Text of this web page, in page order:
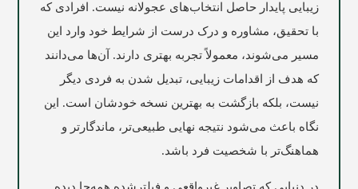
زیبایی پایدار حاصل انتخاب‌های عجولانه نیست. افرادی که
با تحقیق، مشاوره و درک درست از شرایط خود وارد این
مسیر می‌شوند، معمولاً تجربه بهتری دارند. آن‌ها می‌دانند
که هدف از اقدامات زیبایی، تبدیل شدن به فردی دیگر
نیست، بلکه بازگشت به بهترین نسخه خودشان است. این
نگاه باعث می‌شود نتیجه نهایی طبیعی‌تر، ماندگارتر و
هماهنگ‌تر با شخصیت فرد باشد.